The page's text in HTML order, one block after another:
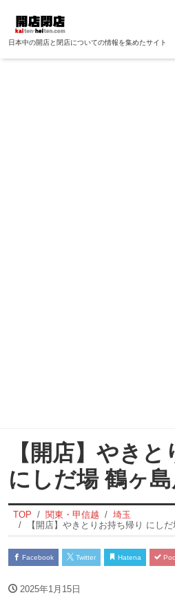
日本中の開店と閉店についての情報を集めたサイト
【開店】やき
にしだ場 鶴ヶ
TOP 関東・甲信越
埼玉
【開店】やきとりお持ち帰り にし
Facebook Twitter Hatena
2025年1月15日